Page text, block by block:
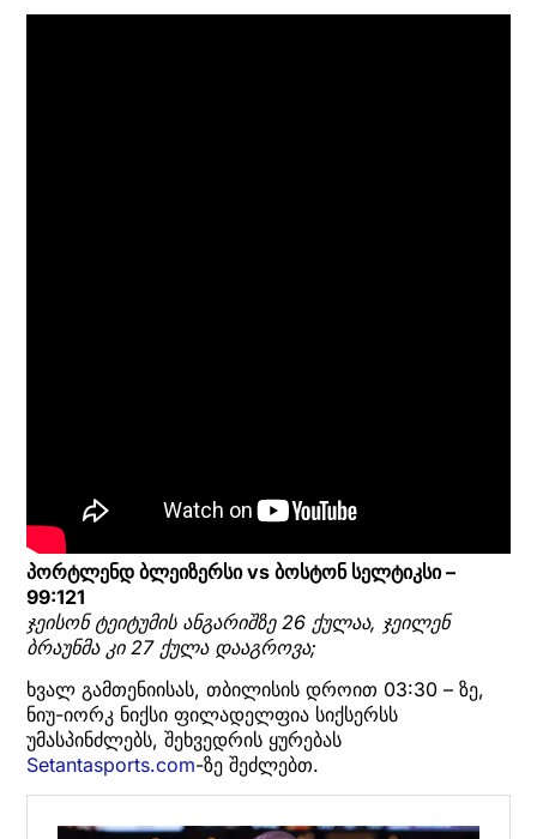
პორტლენდ ბლეიზერსი vs ბოსტონ სელტიკსი –
99:121
ჯეისონ ტეიტუმის ანგარიშზე 26 ქულაა, ჯეილენ
ბრაუნმა კი 27 ქულა დააგროვა;
ხვალ გამთენიისას, თბილისის დროით 03:30 – ზე,
ნიუ-იორკ ნიქსი ფილადელფია სიქსერსს
უმასპინძლებს, შეხვედრის ყურებას
Setantasports.com-ზე შეძლებთ.